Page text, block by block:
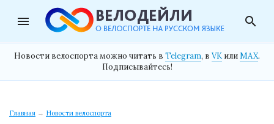
menu search
Новости велоспорта можно читать в Telegram, в VK илиMAX.
Подписывайтесь!
Главная → Новости велоспорта